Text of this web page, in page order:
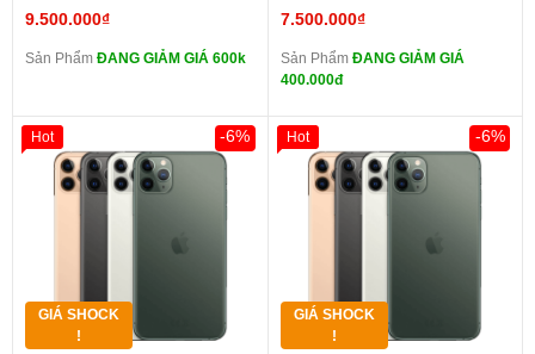
9.500.000₫
Sản Phẩm ĐANG GIẢM GIÁ 600k
7.500.000₫
Sản Phẩm ĐANG GIẢM GIÁ
400.000đ
GIÁ SHOCK
!
-6%
Hot
GIÁ SHOCK
!
-6%
Hot